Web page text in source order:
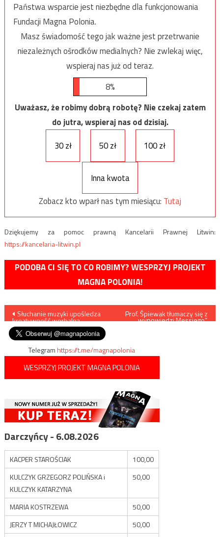
Państwa wsparcie jest niezbędne dla funkcjonowania
Fundacji Magna Polonia.
Masz świadomość tego jak ważne jest przetrwanie
niezależnych ośrodków medialnych? Nie zwlekaj więc,
wspieraj nas już od teraz.
8%
Uważasz, że robimy dobrą robotę? Nie czekaj zatem
do jutra, wspieraj nas od dzisiaj.
30 zł
50 zł 100 zł
Inna kwota
Zobacz kto wparł nas tym miesiącu: Tutaj
Dziękujemy za pomoc prawną Kancelarii Prawnej Litwin:
https://kancelaria-litwin.pl
PODOBA CI SIĘ TO CO ROBIMY? WESPRZYJ PROJEKT
MAGNA POLONIA!
Nawigacja
wpisu
Słuchanie muzyki upośledza
kreatywność werbalną
Prof. Śpiewak tłumaczy się z
„wypowiedzi Messiego”,
Telegramhttps://t.me/magnapolonia
WESPRZYJ PROJEKT MAGNA POLONIA
Darczyńcy - 6.08.2026
KACPER STAROŚCIAK
100,00
KULCZYK GRZEGORZ POLIŃSKA i
KULCZYK KATARZYNA
50,00
MARIA KOSTRZEWA
50,00
JERZY T MICHAJŁOWICZ
50,00